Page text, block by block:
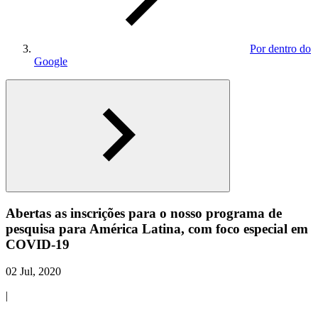
Por dentro do
Google
Abertas as inscrições para o nosso programa de
pesquisa para América Latina, com foco especial em
COVID-19
02 Jul, 2020
|